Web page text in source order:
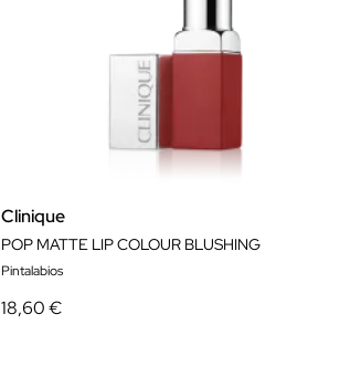
Clinique
POP MATTE LIP COLOUR BLUSHING
Pintalabios
18,60 €